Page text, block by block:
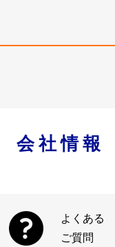
会社情報
よくある
ご質問